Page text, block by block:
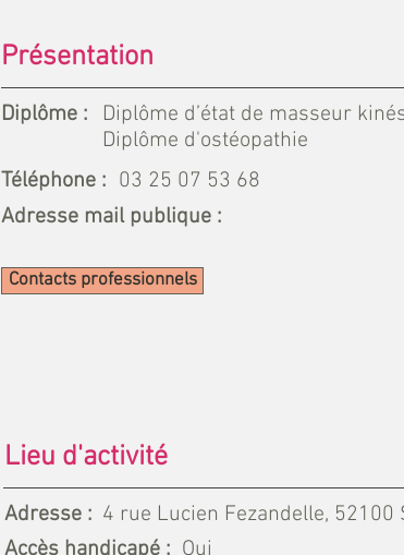
Présentation
Diplôme :
Diplôme d’état de masseur
Diplôme d'ostéopathie
Téléphone : 03 25 07 53 68
Adresse mail publique :
Contacts professionnels
Lieu d'activité
Adresse : 4 rue Lucien Fezandelle, 52100
Accès handicapé : Oui